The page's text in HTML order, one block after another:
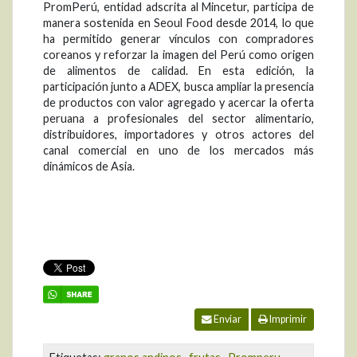
PromPerú, entidad adscrita al Mincetur, participa de
manera sostenida en Seoul Food desde 2014, lo que
ha permitido generar vínculos con compradores
coreanos y reforzar la imagen del Perú como origen
de alimentos de calidad. En esta edición, la
participación junto a ADEX, busca ampliar la presencia
de productos con valor agregado y acercar la oferta
peruana a profesionales del sector alimentario,
distribuidores, importadores y otros actores del
canal comercial en uno de los mercados más
dinámicos de Asia.
Enviar Imprimir